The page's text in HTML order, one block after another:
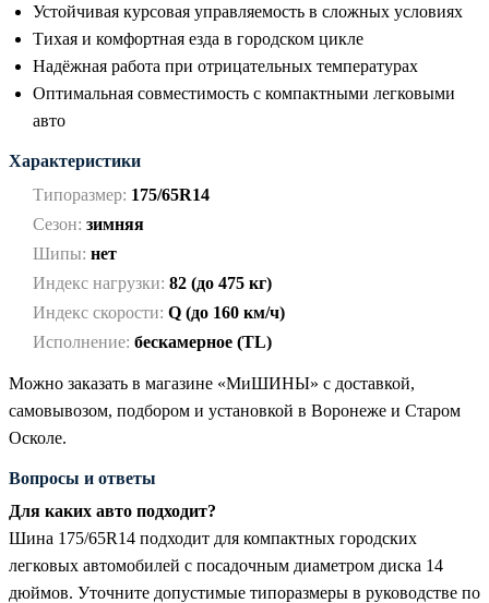
Устойчивая курсовая управляемость в сложных условиях
Тихая и комфортная езда в городском цикле
Надёжная работа при отрицательных температурах
Оптимальная совместимость с компактными легковыми
авто
Характеристики
Типоразмер: 175/65R14
Сезон: зимняя
Шипы: нет
Индекс нагрузки: 82 (до 475 кг)
Индекс скорости: Q (до 160 км/ч)
Исполнение: бескамерное (TL)
Можно заказать в магазине «МиШИНЫ» с доставкой,
самовывозом, подбором и установкой в Воронеже и Старом
Осколе.
Вопросы и ответы
Для каких авто подходит?
Шина 175/65R14 подходит для компактных городских
легковых автомобилей с посадочным диаметром диска 14
дюймов. Уточните допустимые типоразмеры в руководстве по